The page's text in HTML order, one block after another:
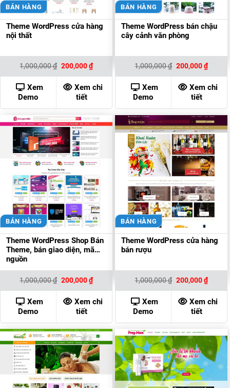
BÁN HÀNG
Theme WordPress cửa hàng
nội thất
1,000,000₫ Giá
là:
1,000,000 ₫.
200,000₫Giá
hiện
tại
là:
200,000 ₫.
Xem
Demo
Xem chi
tiết
BÁN HÀNG
Theme WordPress bán chậu
cây cảnh văn phòng
1,000,000₫ Giá
là:
1,000,000 ₫.
200,000₫Giá
hiện
tại
là:
Xem
Demo
Xem chi
tiết
BÁN HÀNG
Theme WordPress Shop Bán
Theme, bán giao diện, mã
nguồn
1,000,000₫ Giá
gốc
là:
1,000,000 ₫.
200,000₫Giá
hiện
tại
là:
200,000 ₫.
Xem
Demo
Xem chi
tiết
BÁN HÀNG
Theme WordPress cửa hàng
bán rượu
1,000,000₫ Giá
gốc
là:
1,000,000 ₫.
200,000₫Giá
hiện
tại
là:
Xem
Demo
Xem chi
tiết